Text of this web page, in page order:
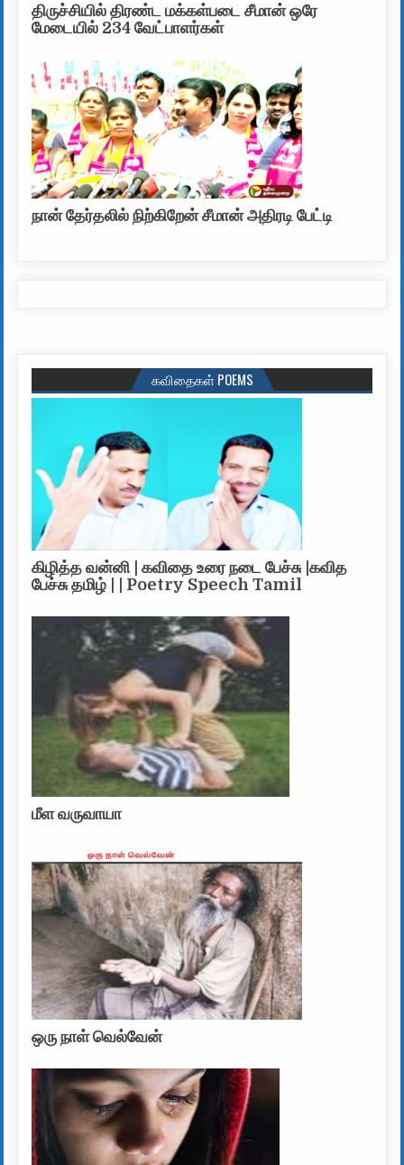
திருச்சியில் திரண்ட மக்கள்படை சீமான் ஒரே
மேடையில் 234 வேட்பாளர்கள்
நான் தேர்தலில் நிற்கிறேன் சீமான் அதிரடி பேட்டி
கவிதைகள் POEMS
கிழித்த வன்னி | கவிதை உரை நடை பேச்சு |கவித
பேச்சு தமிழ் | | Poetry Speech Tamil
மீள வருவாயா
ஒரு நாள் வெல்வேன்